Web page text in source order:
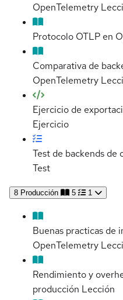
OpenTelemetry
Protocolo OTLP en
Comparativa de
OpenTelemetry
Ejercicio de
Ejercicio
Test de backends de
Test
8 Producción 5 1
Buenas practicas de
OpenTelemetry
Rendimiento y
producción Lección